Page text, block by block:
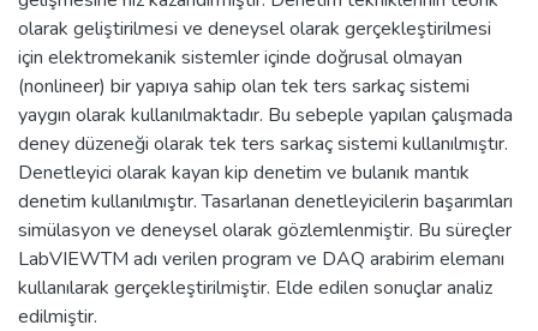
olarak geliştirilmesi ve deneysel olarak gerçekleştirilmesi
için elektromekanik sistemler içinde doğrusal olmayan
(nonlineer) bir yapıya sahip olan tek ters sarkaç sistemi
yaygın olarak kullanılmaktadır. Bu sebeple yapılan çalışmada
deney düzeneği olarak tek ters sarkaç sistemi kullanılmıştır.
Denetleyici olarak kayan kip denetim ve bulanık mantık
denetim kullanılmıştır. Tasarlanan denetleyicilerin başarımları
simülasyon ve deneysel olarak gözlemlenmiştir. Bu süreçler
LabVIEWTM adı verilen program ve DAQ arabirim elemanı
kullanılarak gerçekleştirilmiştir. Elde edilen sonuçlar analiz
edilmiştir.